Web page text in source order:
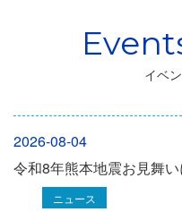
イベ
2026-08-04
令和8年熊本地震お見舞
ニュース